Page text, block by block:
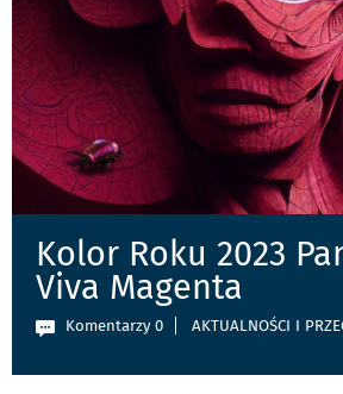
Kolor Roku 2023
Viva Magenta
Komentarzy 0 AKTUALNOŚCI I